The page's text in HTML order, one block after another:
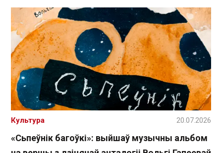
«Сьпеўнік багоўкі»: выйшаў музычны альбом
Культура 20.07.2026